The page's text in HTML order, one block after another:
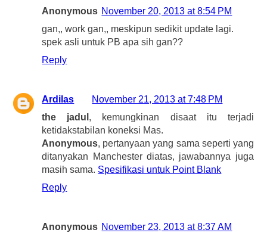
Anonymous November 20, 2013 at 8:54 PM
gan,, work gan,, meskipun sedikit update lagi.
spek asli untuk PB apa sih gan??
Reply
Ardilas
November 21, 2013 at 7:48 PM
the jadul , kemungkinan disaat itu terjadi
ketidakstabilan koneksi Mas.
Anonymous, pertanyaan yang sama seperti yang
ditanyakan Manchester diatas, jawabannya juga
masih sama. Spesifikasi untuk Point Blank
Reply
Anonymous November 23, 2013 at 8:37 AM